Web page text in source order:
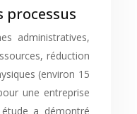
administratives,
réduction
(environ 15
une entreprise
a démontré